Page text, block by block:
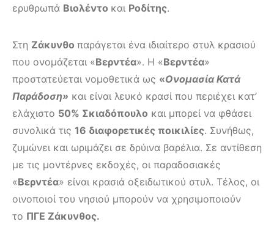
ερυθρωπά Βιολέντο και Ροδίτης.
Στη Ζάκυνθο παράγεται ένα ιδιαίτερο στυλ κρασιού
που ονομάζεται «Βερντέα». Η «Βερντέα»
προστατεύεται νομοθετικά ως «Ονομασία Κατά
Παράδοση» και είναι λευκό κρασί που περιέχει κατ’
ελάχιστο 50% Σκιαδόπουλο και μπορεί να φθάσει
συνολικά τις 16 διαφορετικές ποικιλίες. Συνήθως,
ζυμώνει και ωριμάζει σε δρύινα βαρέλια. Σε αντίθεση
με τις μοντέρνες εκδοχές, οι παραδοσιακές
«Βερντέα» είναι κρασιά οξειδωτικού στυλ. Τέλος, οι
οινοποιοί του νησιού μπορούν να χρησιμοποιούν
το ΠΓΕ Ζάκυνθος.